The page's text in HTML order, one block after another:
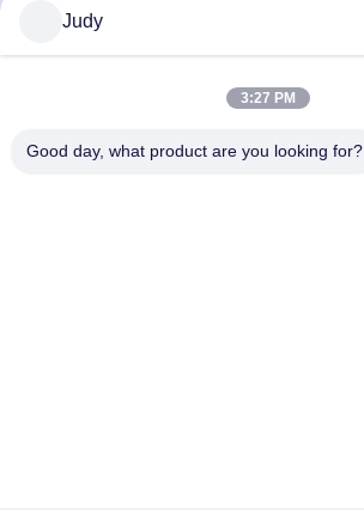
Judy
3:27 PM
Good day, what product are you looking for?